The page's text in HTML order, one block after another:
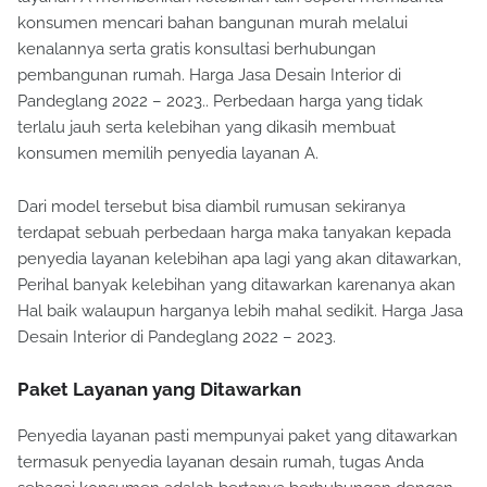
konsumen mencari bahan bangunan murah melalui
kenalannya serta gratis konsultasi berhubungan
pembangunan rumah. Harga Jasa Desain Interior di
Pandeglang 2022 – 2023.. Perbedaan harga yang tidak
terlalu jauh serta kelebihan yang dikasih membuat
konsumen memilih penyedia layanan A.
Dari model tersebut bisa diambil rumusan sekiranya
terdapat sebuah perbedaan harga maka tanyakan kepada
penyedia layanan kelebihan apa lagi yang akan ditawarkan,
Perihal banyak kelebihan yang ditawarkan karenanya akan
Hal baik walaupun harganya lebih mahal sedikit. Harga Jasa
Desain Interior di Pandeglang 2022 – 2023.
Paket Layanan yang Ditawarkan
Penyedia layanan pasti mempunyai paket yang ditawarkan
termasuk penyedia layanan desain rumah, tugas Anda